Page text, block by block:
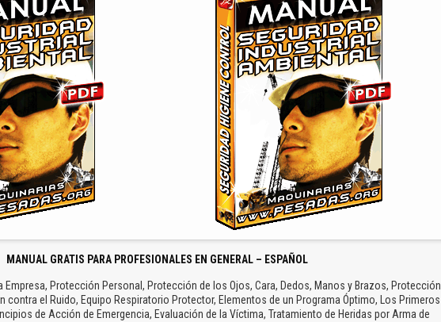
MANUAL GRATIS PARA PROFESIONALES EN GENERAL – ESPAÑOL
Empresa, Protección Personal, Protección de los Ojos, Cara, Dedos, Manos y Brazos, Protección
contra el Ruido, Equipo Respiratorio Protector, Elementos de un Programa Óptimo, Los Primeros
de Acción de Emergencia, Evaluación de la Víctima, Tratamiento de Heridas por Arma de